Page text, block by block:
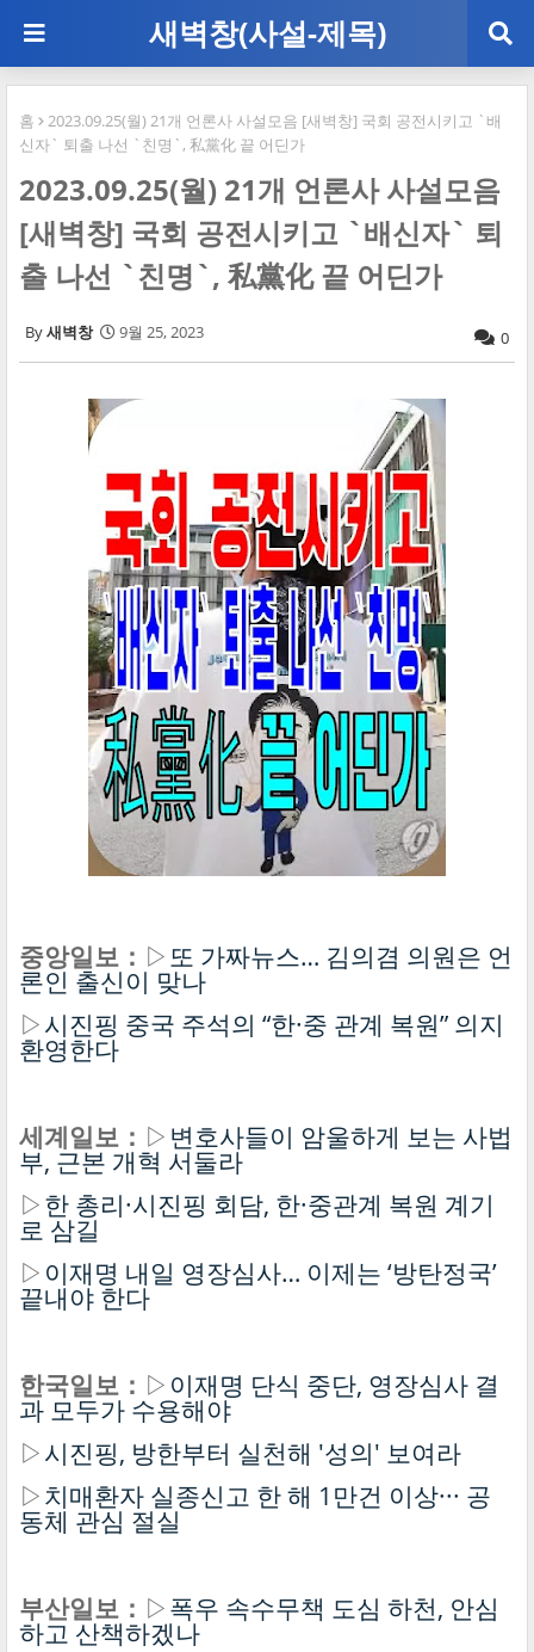
새벽창(사설-제목)
홈
2023.09.25(월) 21개 언론사 사설모음 [새벽창] 국회 공전시키고 `배
신자` 퇴출 나선 `친명`, 私黨化 끝 어딘가
2023.09.25(월) 21개 언론사 사설모음
[새벽창] 국회 공전시키고 `배신자` 퇴
출 나선 `친명`, 私黨化 끝 어딘가
새벽창 9월 25, 2023 0
중앙일보： ▷또 가짜뉴스… 김의겸 의원은 언
론인 출신이 맞나
▷시진핑 중국 주석의 “한·중 관계 복원” 의지
환영한다
세계일보： ▷ 변호사들이 암울하게 보는 사법
부, 근본 개혁 서둘라
▷한 총리·시진핑 회담, 한·중관계 복원 계기
로 삼길
▷ 이재명 내일 영장심사… 이제는 ‘방탄정국’
끝내야 한다
한국일보： ▷ 이재명 단식 중단, 영장심사 결
과 모두가 수용해야
▷시진핑, 방한부터 실천해 '성의' 보여라
▷치매환자 실종신고 한 해 1만건 이상··· 공
동체 관심 절실
부산일보： ▷폭우 속수무책 도심 하천, 안심
하고 산책하겠나